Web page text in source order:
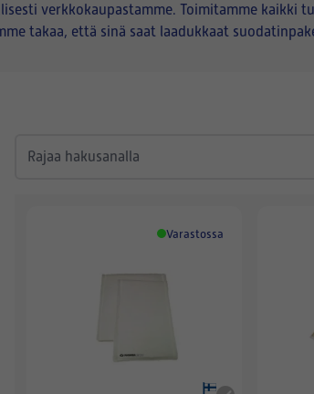
verkkokaupastamme. Toimitamme kaikki
takaa, että sinä saat laadukkaat
Varastossa